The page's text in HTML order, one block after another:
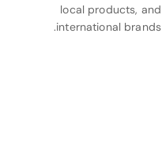
local products, and
international brands.